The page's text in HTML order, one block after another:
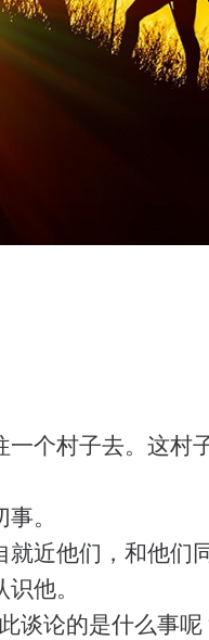
个村子去。这村
。
近他们，和他们
他。
谈论的是什么事